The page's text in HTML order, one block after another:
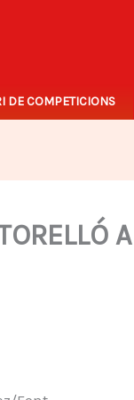
DE COMPETICIONS